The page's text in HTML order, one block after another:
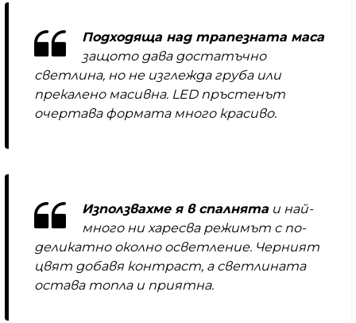
Подходяща над трапезната маса
защото дава достатъчно
светлина, но не изглежда груба или
прекалено масивна. LED пръстенът
очертава формата много красиво.
Използвахме я в спалнята и най-
много ни харесва режимът с по-
деликатно околно осветление. Черният
цвят добавя контраст, а светлината
остава топла и приятна.